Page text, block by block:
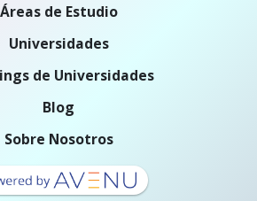
Áreas de Estudio
Universidades
de Universidades
Blog
Sobre Nosotros